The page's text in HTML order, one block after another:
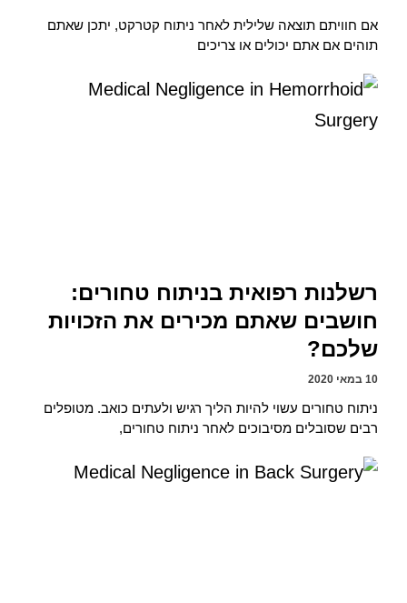
אם חוויתם תוצאה שלילית לאחר ניתוח קטרקט, יתכן שאתם
תוהים אם אתם יכולים או צריכים
רשלנות רפואית בניתוח טחורים:
חושבים שאתם מכירים את הזכויות
שלכם?
10 במאי 2020
ניתוח טחורים עשוי להיות הליך רגיש ולעתים כואב. מטופלים
רבים שסובלים מסיבוכים לאחר ניתוח טחורים,